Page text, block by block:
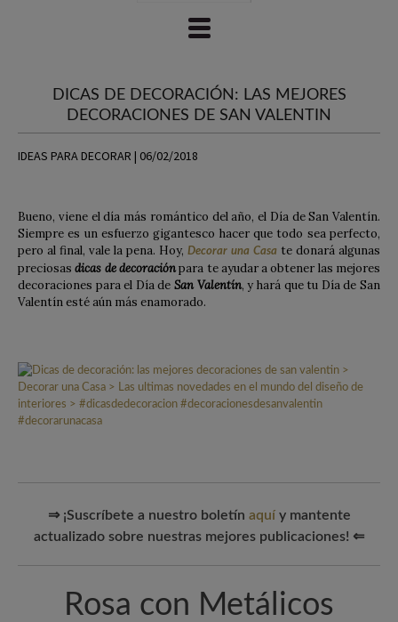
DICAS DE DECORACIÓN: LAS MEJORES
DECORACIONES DE SAN VALENTIN
IDEAS PARA DECORAR | 06/02/2018
Bueno, viene el día más romántico del año, el Día de San Valentín.
Siempre es un esfuerzo gigantesco hacer que todo sea perfecto,
pero al final, vale la pena. Hoy, Decorar una Casa te donará algunas
preciosasdicas de decoraciónpara te ayudar a obtener las mejores
decoraciones para el Día deSan Valentín, y hará que tu Día de San
Valentín esté aún más enamorado.
⇒ ¡Suscríbete a nuestro boletín aquíy mantente
actualizado sobre nuestras mejores publicaciones! ⇐
Rosa con Metálicos